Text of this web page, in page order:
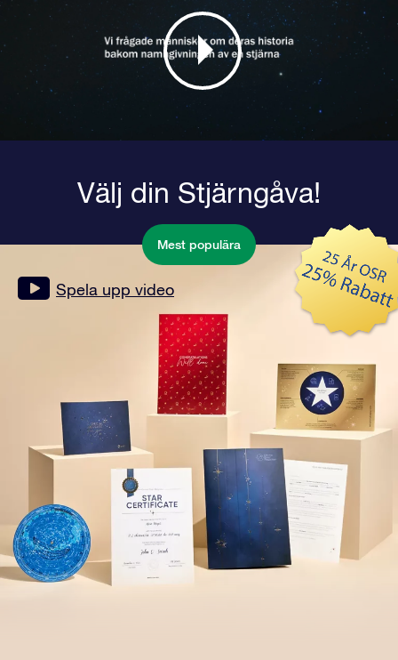
Välj din Stjärngåva!
Mest populära
Spela upp video